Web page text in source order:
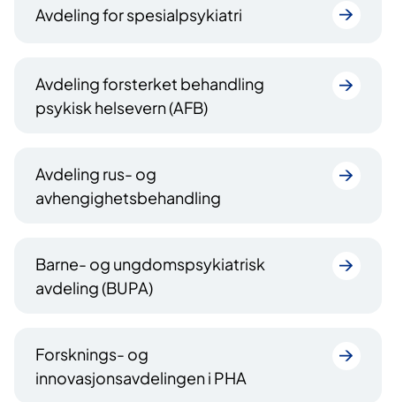
Avdeling for spesialpsykiatri
Avdeling forsterket behandling
psykisk helsevern (AFB)
Avdeling rus- og
avhengighetsbehandling
Barne- og ungdomspsykiatrisk
avdeling (BUPA)
Forsknings- og
innovasjonsavdelingen i PHA